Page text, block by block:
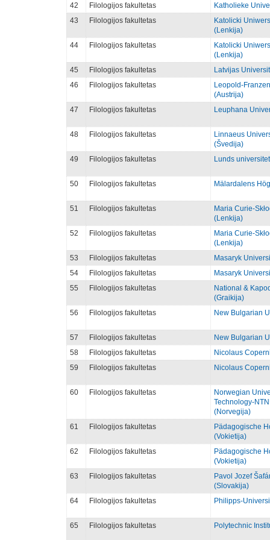
42 Filologijos fakultetas
Katholieke
43
Filologijos fakultetas
Katolicki
(Lenkija)
44
Filologijos fakultetas
Katolicki
(Lenkija)
45
Filologijos fakultetas
Latvijas
46
Filologijos fakultetas
Leopold-
(Austrija)
47
Filologijos fakultetas Leuphana
48 Filologijos fakultetas
Linnaeus
(Švedija)
49
Filologijos fakultetas Lunds
50 Filologijos fakultetas Mälardalens
51 Filologijos fakultetas
Maria Curie-
(Lenkija)
52
Filologijos fakultetas
Maria Curie-
(Lenkija)
53
Filologijos fakultetas
Masaryk
54
Filologijos fakultetas
Masaryk
55
Filologijos fakultetas
National &
(Graikija)
56
Filologijos fakultetas New Bulgarian
57 Filologijos fakultetas
New Bulgarian
58
Filologijos fakultetas
Nicolaus
59
Filologijos fakultetas Nicolaus
60 Filologijos fakultetas
Norwegian
Technology-
(Norvegija)
61
Filologijos fakultetas
Pädagogische
(Vokietija)
62
Filologijos fakultetas
Pädagogische
(Vokietija)
63
Filologijos fakultetas
Pavol Jozef
(Slovakija)
64
Filologijos fakultetas Philipps-
65 Filologijos fakultetas Polytechnic